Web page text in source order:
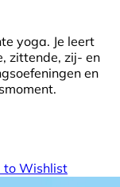
yoga. Je leert
zittende, zij- en
en
to Wishlist